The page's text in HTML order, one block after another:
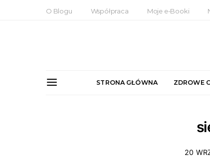
O Blogu Współpraca Moje e-Booki
STRONA GŁÓWNA ZDROWE
20